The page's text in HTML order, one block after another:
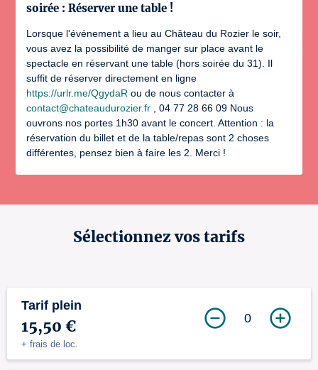
Sélectionnez vos tarifs
Tarif plein
15,50 €
+ frais de loc.
0
soirée : Réserver une table !
Lorsque l'événement a lieu au Château du Rozier le soir,
vous avez la possibilité de manger sur place avant le
spectacle en réservant une table (hors soirée du 31). Il
suffit de réserver directement en ligne
https://urlr.me/QgydaR ou de nous contacter à
contact@chateaudurozier.fr , 04 77 28 66 09 Nous
ouvrons nos portes 1h30 avant le concert. Attention : la
réservation du billet et de la table/repas sont 2 choses
différentes, pensez bien à faire les 2. Merci !